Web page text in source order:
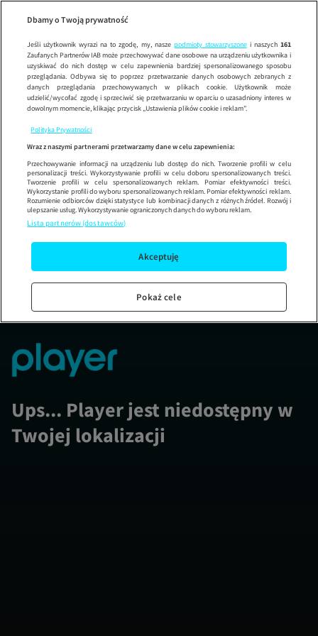
Wypróbuj aplikację mobilną
Korzystaj z łatwiejszej nawigacji i ciesz się szybszym
Ups... Player jest niedostępny w
Twojej lokalizacji
Dbamy o Twoją prywatność
Jeśli użytkownik wyrazi na to zgodę, my, nasze podmioty stowarzyszonei naszych 161
Zaufanych Partnerów IAB może przechowywać dane osobowe na urządzeniu użytkownika i
uzyskiwać do nich dostęp w celu zapewnienia bardziej spersonalizowanego sposobu
przeglądania. Odbywa się to poprzez przetwarzanie danych osobowych zebranych z
danych przeglądania przechowywanych w plikach cookie. Użytkownik może
udzielić/wycofać zgodę i sprzeciwić się przetwarzaniu w oparciu o uzasadniony interes w
dowolnym momencie, klikając przycisk „Ustawienia plików cookie i reklam”.
Polityka Prywatności
Wraz z naszymi partnerami przetwarzamy dane w celu zapewnienia:
Przechowywanie informacji na urządzeniu lub dostęp do nich. Tworzenie profili w celu
personalizacji treści. Wykorzystywanie profili w celu doboru spersonalizowanych treści.
Tworzenie profili w celu spersonalizowanych reklam. Pomiar efektywności treści.
Wykorzystanie profili do wyboru spersonalizowanych reklam. Pomiar efektywności reklam.
Rozumienie odbiorców dzięki statystyce lub kombinacji danych z różnych źródeł. Rozwój i
ulepszanie usług. Wykorzystywanie ograniczonych danych do wyboru reklam.
Lista partnerów (dostawców)
Akceptuję
Pokaż cele